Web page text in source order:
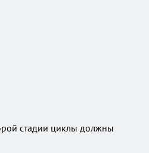
стадии циклы должны